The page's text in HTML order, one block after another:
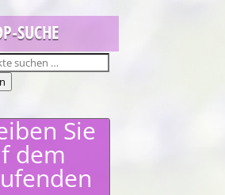
SUCHE
Sie
dem